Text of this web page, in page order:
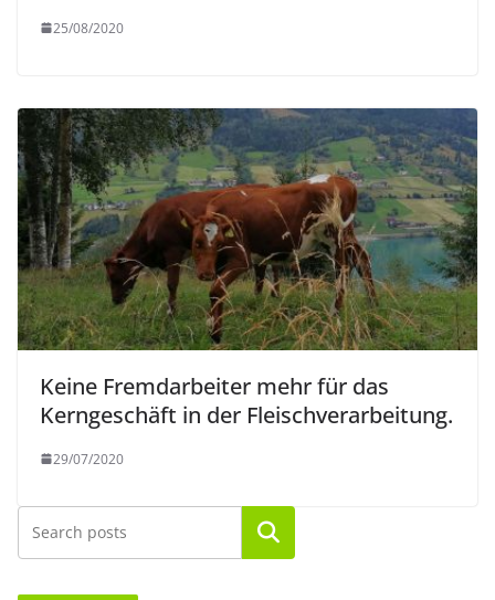
25/08/2020
Keine Fremdarbeiter mehr für das
Kerngeschäft in der Fleischverarbeitung.
29/07/2020
Suchen